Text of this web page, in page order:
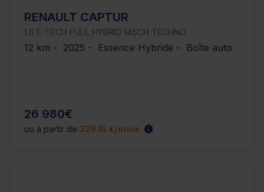
RENAULT CAPTUR
1.6 E-TECH FULL HYBRID 145CH TECHNO
12 km - 2025 - Essence Hybride - Boîte auto
26 980€
ou à partir de 329.15 €/mois